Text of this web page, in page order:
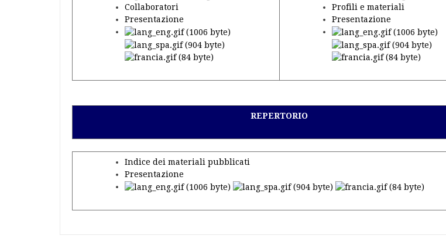
Collaboratori
Presentazione
Profili e materiali
Presentazione
REPERTORIO
Indice dei materiali pubblicati
Presentazione